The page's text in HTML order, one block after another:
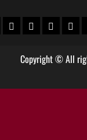
খবর
খবর
পুরুলিয়া খবর
বাঁকুড়া খবরপশ্চিমপূর্ব
Copyright © All